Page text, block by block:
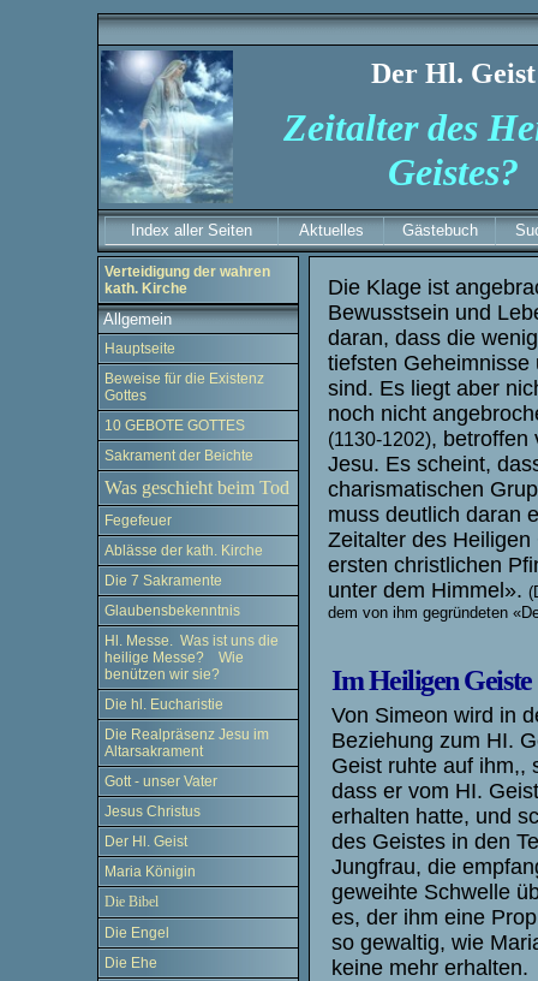
Der Hl. Geist
Zeitalter des
Geistes?
Index aller Seiten Aktuelles Gästebuch
Verteidigung der wahren
kath. Kirche
Allgemein
Hauptseite
Beweise für die Existenz
Gottes
10 GEBOTE GOTTES
Sakrament der Beichte
Was geschieht beim Tod
Fegefeuer
Ablässe der kath. Kirche
Die 7 Sakramente
Glaubensbekenntnis
Hl. Messe. Was ist uns die
heilige Messe? Wie
benützen wir sie?
Die hl. Eucharistie
Die Realpräsenz Jesu im
Altarsakrament
Gott - unser Vater
Jesus Christus
Der Hl. Geist
Maria Königin
Die Bibel
Die Engel
Die Ehe
Die Klage ist
Bewusstsein und
daran, dass die
tiefsten
sind. Es liegt aber
noch nicht
(1130-1202), betroffen
Jesu. Es scheint,
charismatischen
muss deutlich daran
Zeitalter des
ersten christlichen
unter dem Himmel».
dem von ihm gegründeten
Im Heiligen Geiste
Von Simeon wird in
Beziehung zum HI.
Geist ruhte auf ihm,,
dass er vom HI.
erhalten hatte, und
des Geistes in den
Jungfrau, die
geweihte Schwelle
es, der ihm eine
so gewaltig, wie
keine mehr erhalten.